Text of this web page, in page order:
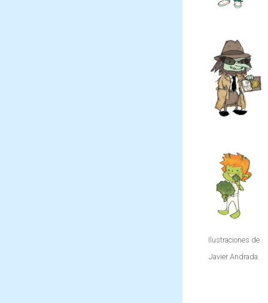
hacerle
de
maldades
utilizando
su magia.
Pinchón
con su
flauta
mágica,
capaz de
de plantas
en un
santiamén.
Ilustraciones de
Javier Andrada.